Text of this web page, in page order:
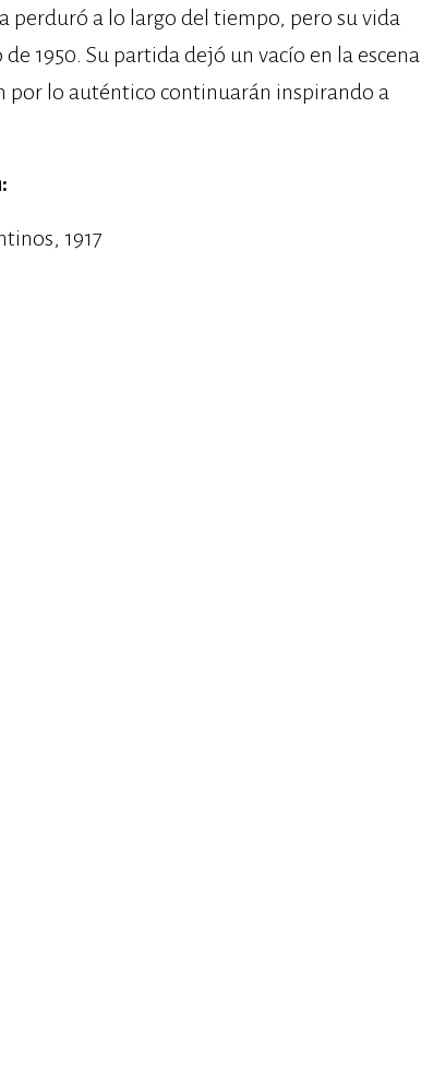
perduró a lo largo del tiempo, pero su vida
1950. Su partida dejó un vacío en la escena
por lo auténtico continuarán inspirando a
1917